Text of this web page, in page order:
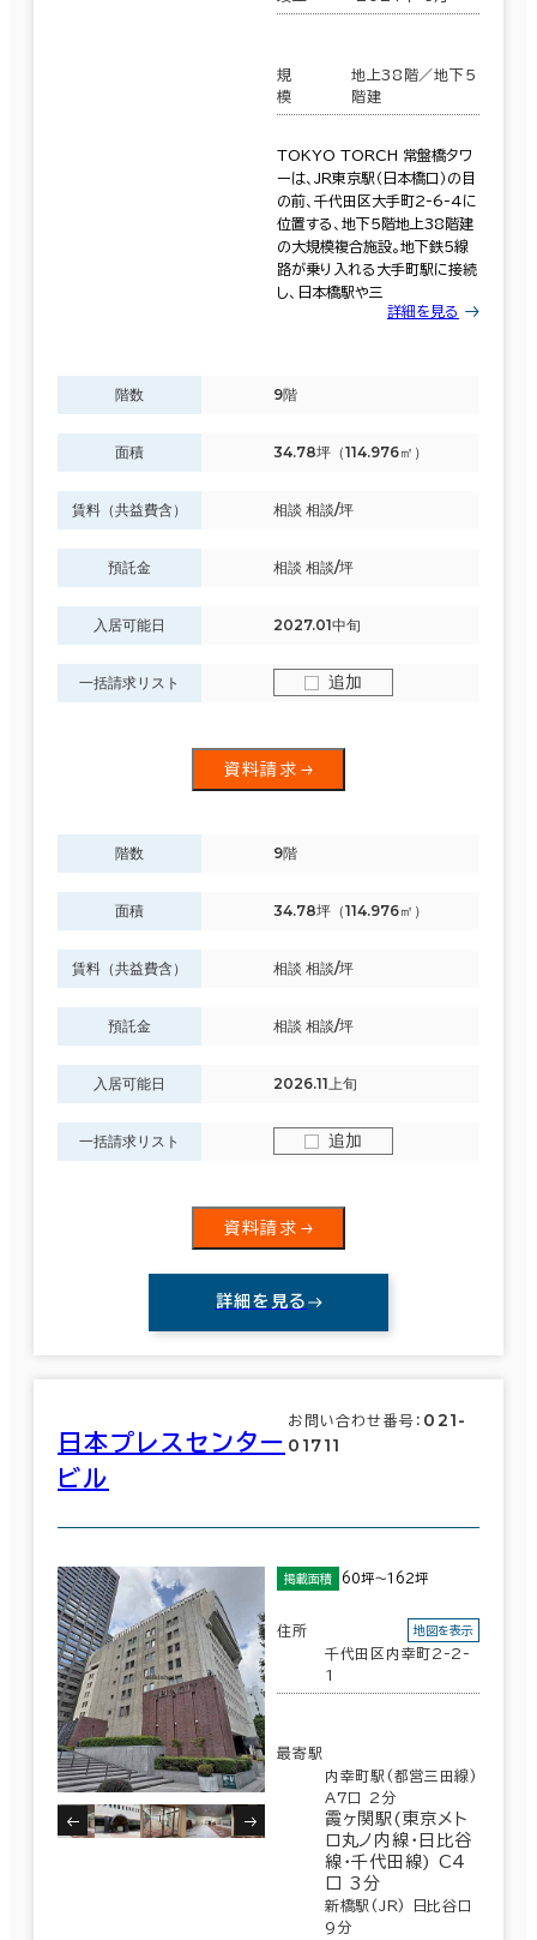
規
模
地上38階／地下5
階建
TOKYO TORCH 常盤橋タワ
ーは、JR東京駅（日本橋口）の目
の前、千代田区大手町2-6-4に
位置する、地下5階地上38階建
の大規模複合施設。地下鉄5線
路が乗り入れる大手町駅に接続
し、日本橋駅や三
詳細を見る
階数 9階
面積 34.78坪（114.976㎡）
賃料（共益費含） 相談 相談/坪
預託金 相談 相談/坪
入居可能日 2027.01中旬
一括請求リスト 追加
資料請求
階数 9階
面積 34.78坪（114.976㎡）
賃料（共益費含） 相談 相談/坪
預託金 相談 相談/坪
入居可能日 2026.11上旬
一括請求リスト 追加
資料請求
詳細を見る
日本プレスセンター
ビル
お問い合わせ番号： 021-
01711
掲載面積 60坪～162坪
住所
千代田区内幸町2-2-
1
地図を表示
最寄駅
内幸町駅(都営三田線)
A7口 2分
霞ヶ関駅(東京メト
ロ丸ノ内線･日比谷
線･千代田線) C4
口 3分
新橋駅(JR) 日比谷口
9分